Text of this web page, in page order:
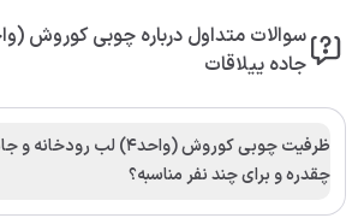
جاده ییلاقات
ظرفیت چوبی کوروش (واحد4) لب
چقدره و برای چند نفر مناسبه؟